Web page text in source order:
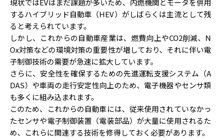
現状ではEVはまだ課題が多いため、内燃機関とモータを併用
するハイブリッド自動車（HEV）がしばらくは主流として残
ると考えられています。
しかし、これからの自動車産業は、燃費向上やCO2削減、N
Ox対策などの環境対策の重要性が増しており、それに伴い電
子制御技術の需要が急速に拡大しています。
さらに、安全性を確保するための先進運転支援システム（A
DAS）や車両の走行安定性向上のため、電子機器やセンサ類
も多くに組み込まれます。
このため、これからの⾃動⾞には、従来使⽤されていなかっ
たセンサや電⼦制御装置（電装部品）が⼤量に使⽤されるた
め、これらに関連する技術を修得しておく必要があります。